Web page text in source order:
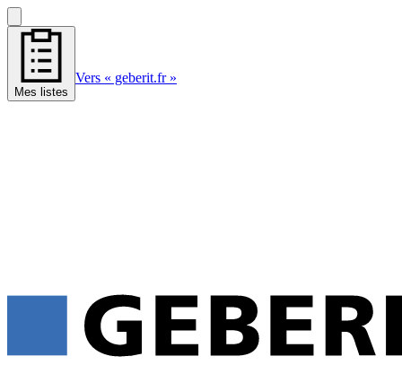
Mes listes
Vers « geberit.fr »